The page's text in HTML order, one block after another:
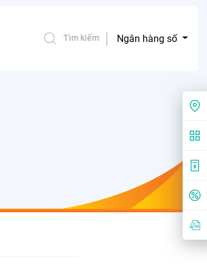
Tìm kiếm Ngân hàng số